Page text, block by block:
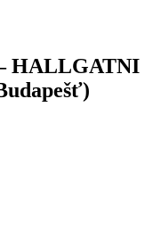
HALLGATNI